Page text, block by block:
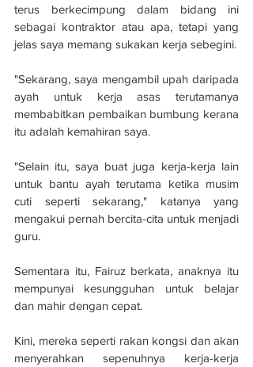
terus berkecimpung dalam bidang ini
sebagai kontraktor atau apa, tetapi yang
jelas saya memang sukakan kerja sebegini.
"Sekarang, saya mengambil upah daripada
ayah untuk kerja asas terutamanya
membabitkan pembaikan bumbung kerana
itu adalah kemahiran saya.
"Selain itu, saya buat juga kerja-kerja lain
untuk bantu ayah terutama ketika musim
cuti seperti sekarang," katanya yang
mengakui pernah bercita-cita untuk menjadi
guru.
Sementara itu, Fairuz berkata, anaknya itu
mempunyai kesungguhan untuk belajar
dan mahir dengan cepat.
Kini, mereka seperti rakan kongsi dan akan
menyerahkan sepenuhnya kerja-kerja